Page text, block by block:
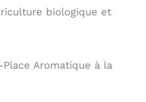
biologique et
Aromatique à la